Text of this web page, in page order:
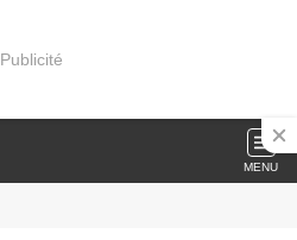
Publicité
MENU